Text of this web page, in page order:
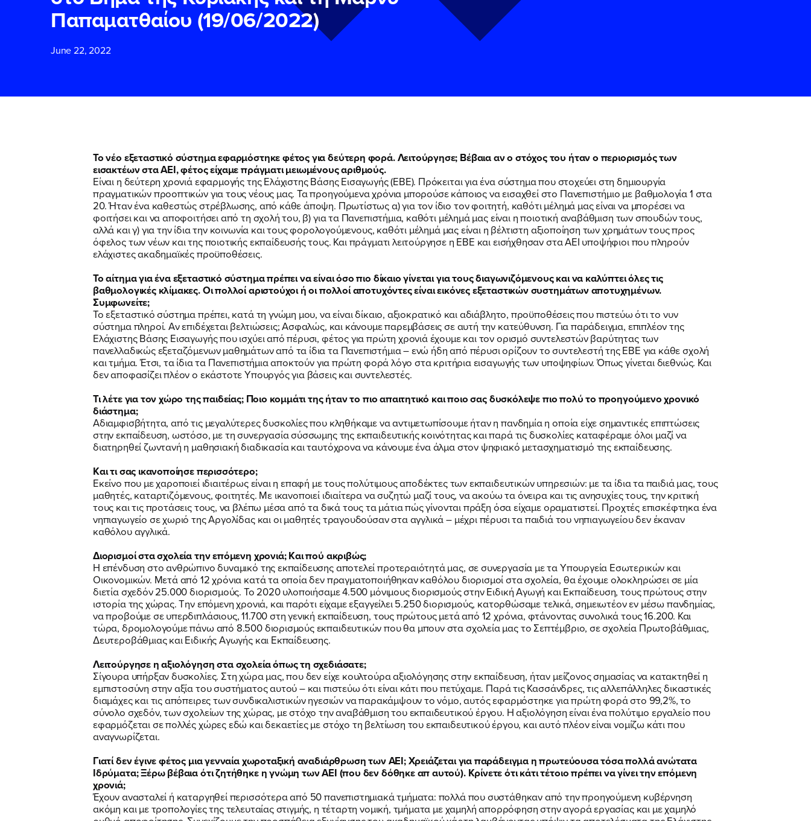
ΠΟΙΑ ΕΙΜΑΙ
ΕΡΓΟ
ΕΚΔΗΛΩΣΕΙΣ
ΝΕΑ
ΕΛΑ ΚΙ ΕΣΥ
Παπαματθαίου (19/06/2022)
June 22, 2022
Το νέο εξεταστικό σύστημα εφαρμόστηκε φέτος για δεύτερη φορά. Λειτούργησε; Βέβαια αν ο στόχος του ήταν ο περιορισμός των
εισακτέων στα ΑΕΙ, φέτος είχαμε πράγματι μειωμένους αριθμούς.
Είναι η δεύτερη χρονιά εφαρμογής της Ελάχιστης Βάσης Εισαγωγής (ΕΒΕ). Πρόκειται για ένα σύστημα που στοχεύει στη δημιουργία
πραγματικών προοπτικών για τους νέους μας. Τα προηγούμενα χρόνια μπορούσε κάποιος να εισαχθεί στο Πανεπιστήμιο με βαθμολογία 1 στα
20. Ήταν ένα καθεστώς στρέβλωσης, από κάθε άποψη. Πρωτίστως α) για τον ίδιο τον φοιτητή, καθότι μέλημά μας είναι να μπορέσει να
φοιτήσει και να αποφοιτήσει από τη σχολή του, β) για τα Πανεπιστήμια, καθότι μέλημά μας είναι η ποιοτική αναβάθμιση των σπουδών τους,
αλλά και γ) για την ίδια την κοινωνία και τους φορολογούμενους, καθότι μέλημά μας είναι η βέλτιστη αξιοποίηση των χρημάτων τους προς
όφελος των νέων και της ποιοτικής εκπαίδευσής τους. Και πράγματι λειτούργησε η ΕΒΕ και εισήχθησαν στα ΑΕΙ υποψήφιοι που πληρούν
ελάχιστες ακαδημαϊκές προϋποθέσεις.
Το αίτημα για ένα εξεταστικό σύστημα πρέπει να είναι όσο πιο δίκαιο γίνεται για τους διαγωνιζόμενους και να καλύπτει όλες τις
βαθμολογικές κλίμακες. Οι πολλοί αριστούχοι ή οι πολλοί αποτυχόντες είναι εικόνες εξεταστικών συστημάτων αποτυχημένων.
Συμφωνείτε;
Το εξεταστικό σύστημα πρέπει, κατά τη γνώμη μου, να είναι δίκαιο, αξιοκρατικό και αδιάβλητο, προϋποθέσεις που πιστεύω ότι το νυν
σύστημα πληροί. Αν επιδέχεται βελτιώσεις; Ασφαλώς, και κάνουμε παρεμβάσεις σε αυτή την κατεύθυνση. Για παράδειγμα, επιπλέον της
Ελάχιστης Βάσης Εισαγωγής που ισχύει από πέρυσι, φέτος για πρώτη χρονιά έχουμε και τον ορισμό συντελεστών βαρύτητας των
πανελλαδικώς εξεταζόμενων μαθημάτων από τα ίδια τα Πανεπιστήμια – ενώ ήδη από πέρυσι ορίζουν το συντελεστή της ΕΒΕ για κάθε σχολή
και τμήμα. Έτσι, τα ίδια τα Πανεπιστήμια αποκτούν για πρώτη φορά λόγο στα κριτήρια εισαγωγής των υποψηφίων. Όπως γίνεται διεθνώς. Και
δεν αποφασίζει πλέον ο εκάστοτε Υπουργός για βάσεις και συντελεστές.
Τι λέτε για τον χώρο της παιδείας; Ποιο κομμάτι της ήταν το πιο απαιτητικό και ποιο σας δυσκόλεψε πιο πολύ το προηγούμενο χρονικό
διάστημα;
Αδιαμφισβήτητα, από τις μεγαλύτερες δυσκολίες που κληθήκαμε να αντιμετωπίσουμε ήταν η πανδημία η οποία είχε σημαντικές επιπτώσεις
στην εκπαίδευση, ωστόσο, με τη συνεργασία σύσσωμης της εκπαιδευτικής κοινότητας και παρά τις δυσκολίες καταφέραμε όλοι μαζί να
διατηρηθεί ζωντανή η μαθησιακή διαδικασία και ταυτόχρονα να κάνουμε ένα άλμα στον ψηφιακό μετασχηματισμό της εκπαίδευσης.
Και τι σας ικανοποίησε περισσότερο;
Εκείνο που με χαροποιεί ιδιαιτέρως είναι η επαφή με τους πολύτιμους αποδέκτες των εκπαιδευτικών υπηρεσιών: με τα ίδια τα παιδιά μας, τους
μαθητές, καταρτιζόμενους, φοιτητές. Με ικανοποιεί ιδιαίτερα να συζητώ μαζί τους, να ακούω τα όνειρα και τις ανησυχίες τους, την κριτική
τους και τις προτάσεις τους, να βλέπω μέσα από τα δικά τους τα μάτια πώς γίνονται πράξη όσα είχαμε οραματιστεί. Προχτές επισκέφτηκα ένα
νηπιαγωγείο σε χωριό της Αργολίδας και οι μαθητές τραγουδούσαν στα αγγλικά – μέχρι πέρυσι τα παιδιά του νηπιαγωγείου δεν έκαναν
καθόλου αγγλικά.
Διορισμοί στα σχολεία την επόμενη χρονιά; Και πού ακριβώς;
Η επένδυση στο ανθρώπινο δυναμικό της εκπαίδευσης αποτελεί προτεραιότητά μας, σε συνεργασία με τα Υπουργεία Εσωτερικών και
Οικονομικών. Μετά από 12 χρόνια κατά τα οποία δεν πραγματοποιήθηκαν καθόλου διορισμοί στα σχολεία, θα έχουμε ολοκληρώσει σε μία
διετία σχεδόν 25.000 διορισμούς. Το 2020 υλοποιήσαμε 4.500 μόνιμους διορισμούς στην Ειδική Αγωγή και Εκπαίδευση, τους πρώτους στην
ιστορία της χώρας. Την επόμενη χρονιά, και παρότι είχαμε εξαγγείλει 5.250 διορισμούς, κατορθώσαμε τελικά, σημειωτέον εν μέσω πανδημίας,
να προβούμε σε υπερδιπλάσιους, 11.700 στη γενική εκπαίδευση, τους πρώτους μετά από 12 χρόνια, φτάνοντας συνολικά τους 16.200. Και
τώρα, δρομολογούμε πάνω από 8.500 διορισμούς εκπαιδευτικών που θα μπουν στα σχολεία μας το Σεπτέμβριο, σε σχολεία Πρωτοβάθμιας,
Δευτεροβάθμιας και Ειδικής Αγωγής και Εκπαίδευσης.
Λειτούργησε η αξιολόγηση στα σχολεία όπως τη σχεδιάσατε;
Σίγουρα υπήρξαν δυσκολίες. Στη χώρα μας, που δεν είχε κουλτούρα αξιολόγησης στην εκπαίδευση, ήταν μείζονος σημασίας να κατακτηθεί η
εμπιστοσύνη στην αξία του συστήματος αυτού – και πιστεύω ότι είναι κάτι που πετύχαμε. Παρά τις Κασσάνδρες, τις αλλεπάλληλες δικαστικές
διαμάχες και τις απόπειρες των συνδικαλιστικών ηγεσιών να παρακάμψουν το νόμο, αυτός εφαρμόστηκε για πρώτη φορά στο 99,2%, το
σύνολο σχεδόν, των σχολείων της χώρας, με στόχο την αναβάθμιση του εκπαιδευτικού έργου. Η αξιολόγηση είναι ένα πολύτιμο εργαλείο που
εφαρμόζεται σε πολλές χώρες εδώ και δεκαετίες με στόχο τη βελτίωση του εκπαιδευτικού έργου, και αυτό πλέον είναι νομίζω κάτι που
αναγνωρίζεται.
Γιατί δεν έγινε φέτος μια γενναία χωροταξική αναδιάρθρωση των ΑΕΙ; Χρειάζεται για παράδειγμα η πρωτεύουσα τόσα πολλά ανώτατα
Ιδρύματα; Ξέρω βέβαια ότι ζητήθηκε η γνώμη των ΑΕΙ (που δεν δόθηκε απ αυτού). Κρίνετε ότι κάτι τέτοιο πρέπει να γίνει την επόμενη
χρονιά;
Έχουν ανασταλεί ή καταργηθεί περισσότερα από 50 πανεπιστημιακά τμήματα: πολλά που συστάθηκαν από την προηγούμενη κυβέρνηση
ακόμη και με τροπολογίες της τελευταίας στιγμής, η τέταρτη νομική, τμήματα με χαμηλή απορρόφηση στην αγορά εργασίας και με χαμηλό
Αποδέχομαι τηνΠολιτική Προστασίας Προσωπικών Δεδομένωνκαι τους τουςΌρους Χρήσηςτου
δικτυακού τόπου του Πολιτικού Γραφείου της Βουλευτού Νίκης Κεραμέως
ΥΠΟΒΟΛΗ
Αποδέχομαι τηνΠολιτική Προστασίας Προσωπικών Δεδομένωνκαι τους τουςΌρους Χρήσηςτου
δικτυακού τόπου του Πολιτικού Γραφείου της Βουλευτού Νίκης Κεραμέως
ΥΠΟΒΟΛΗ